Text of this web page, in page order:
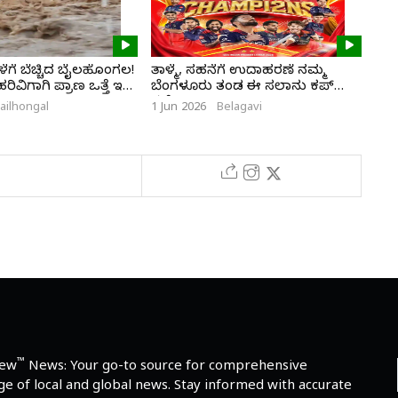
ಬೆಚ್ಚಿದ ಬೈಲಹೊಂಗಲ!
ಪ್ರಾಣ ಒತ್ತೆ ಇಟ್ಟ
ತಾಳ್ಮೆ, ಸಹನೆಗೆ ಉದಾಹರಣೆ ನಮ್ಮ
ಬೆಂಗಳೂರು ತಂಡ ಈ ಸಲಾನು ಕಪ್
ನಮ್ದೆ
1 Jun 2026 Belagavi
™ News: Your go-to source for comprehensive
of local and global news. Stay informed with accurate